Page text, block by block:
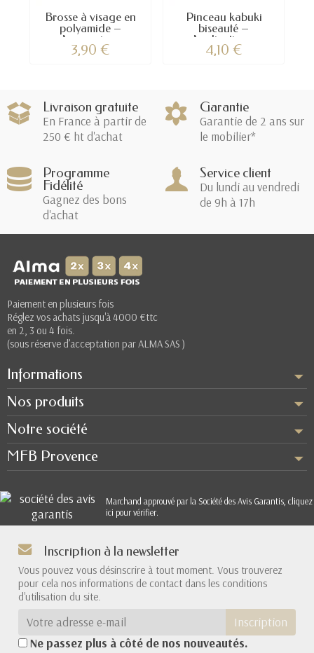
Brosse à visage en
polyamide –
Accessoire...
3,90 €
Pinceau kabuki
biseauté –
Application...
4,10 €
Livraison gratuite
En France à partir de
250 € ht d'achat
Garantie
Garantie de 2 ans sur
le mobilier*
Programme
Fidélité
Gagnez des bons
d'achat
Service client
Du lundi au vendredi
de 9h à 17h
Paiement en plusieurs fois
Réglez vos achats jusqu'à 4000 €ttc
en 2, 3 ou 4 fois.
(sous réserve d’acceptation par ALMA SAS )
Informations
Nos produits
Notre société
MFB Provence
Marchand approuvé par la Société des Avis Garantis, cliquez
ici pour vérifier.
Inscription à la newsletter
Vous pouvez vous désinscrire à tout moment. Vous trouverez
pour cela nos informations de contact dans les conditions
d'utilisation du site.
Inscription
Ne passez plus à côté de nos nouveautés.